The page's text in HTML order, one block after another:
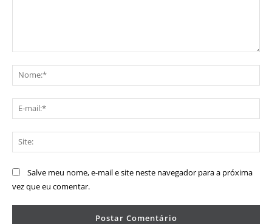
Salve meu nome, e-mail e site neste navegador para a próxima
vez que eu comentar.